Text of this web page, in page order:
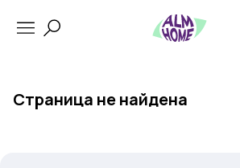
Страница не найдена